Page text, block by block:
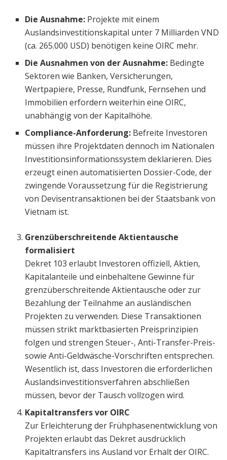
Die Ausnahme: Projekte mit einem
Auslandsinvestitionskapital unter 7 Milliarden VND
(ca. 265.000 USD) benötigen keine OIRC mehr.
Die Ausnahmen von der Ausnahme: Bedingte
Sektoren wie Banken, Versicherungen,
Wertpapiere, Presse, Rundfunk, Fernsehen und
Immobilien erfordern weiterhin eine OIRC,
unabhängig von der Kapitalhöhe.
Compliance-Anforderung: Befreite Investoren
müssen ihre Projektdaten dennoch im Nationalen
Investitionsinformationssystem deklarieren. Dies
erzeugt einen automatisierten Dossier-Code, der
zwingende Voraussetzung für die Registrierung
von Devisentransaktionen bei der Staatsbank von
Vietnam ist.
Grenzüberschreitende Aktientausche
formalisiert
Dekret 103 erlaubt Investoren offiziell, Aktien,
Kapitalanteile und einbehaltene Gewinne für
grenzüberschreitende Aktientausche oder zur
Bezahlung der Teilnahme an ausländischen
Projekten zu verwenden. Diese Transaktionen
müssen strikt marktbasierten Preisprinzipien
folgen und strengen Steuer-, Anti-Transfer-Preis-
sowie Anti-Geldwäsche-Vorschriften entsprechen.
Wesentlich ist, dass Investoren die erforderlichen
Auslandsinvestitionsverfahren abschließen
müssen, bevor der Tausch vollzogen wird.
Kapitaltransfers vor OIRC
Zur Erleichterung der Frühphasenentwicklung von
Projekten erlaubt das Dekret ausdrücklich
Kapitaltransfers ins Ausland vor Erhalt der OIRC.